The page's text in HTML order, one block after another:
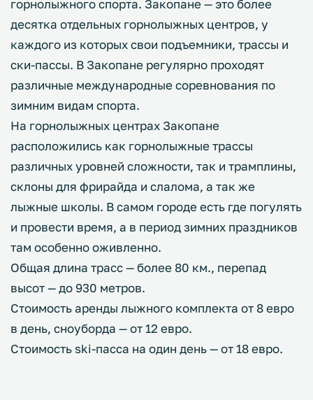
горнолыжного спорта. Закопане — это более
десятка отдельных горнолыжных центров, у
каждого из которых свои подъемники, трассы и
ски-пассы. В Закопане регулярно проходят
различные международные соревнования по
зимним видам спорта.
На горнолыжных центрах Закопане
расположились как горнолыжные трассы
различных уровней сложности, так и трамплины,
склоны для фрирайда и слалома, а так же
лыжные школы. В самом городе есть где погулять
и провести время, а в период зимних праздников
там особенно оживленно.
Общая длина трасс — более 80 км., перепад
высот — до 930 метров.
Стоимость аренды лыжного комплекта от 8 евро
в день, сноуборда — от 12 евро.
Стоимость ski-пасса на один день — от 18 евро.